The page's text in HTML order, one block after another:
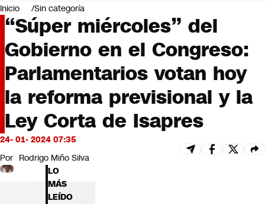
Negocios
Deportes
Programas completos
Cultura
Servicios
Bits
CNN tiempo
Futuro 360
Opinión
Inicio Sin categoría
“Súper miércoles” del
Gobierno en el Congreso:
Parlamentarios votan hoy
la reforma previsional y la
Ley Corta de Isapres
24- 01- 2024 07:35
Por Rodrigo Miño Silva
LO
MÁS
LEÍDO